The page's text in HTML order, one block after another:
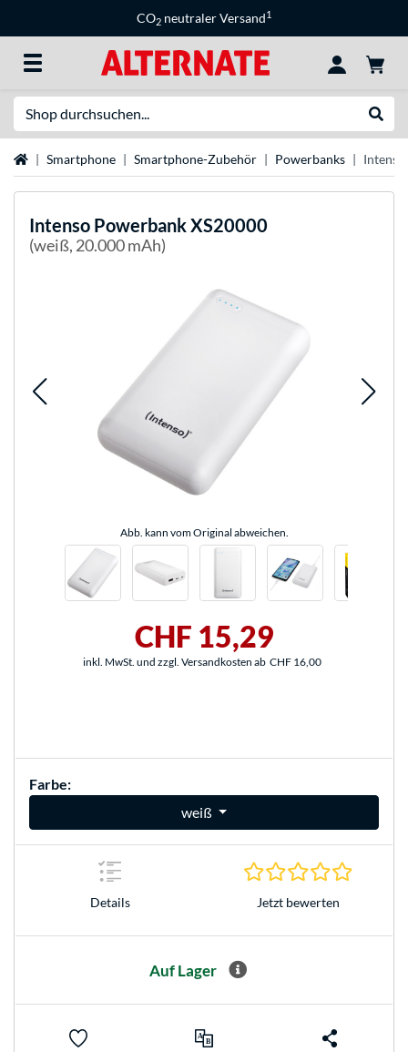
CO2 neutraler Versand1
StartseiteSmartphone Smartphone-Zubehör Powerbanks
Intenso Powerbank XS20000
(weiß, 20.000 mAh)
Abb. kann vom Original abweichen.
CHF 15,29
inkl. MwSt. und zzgl. Versandkosten ab CHF 16,00
Farbe:
weiß
Details Jetzt bewerten
Auf Lager